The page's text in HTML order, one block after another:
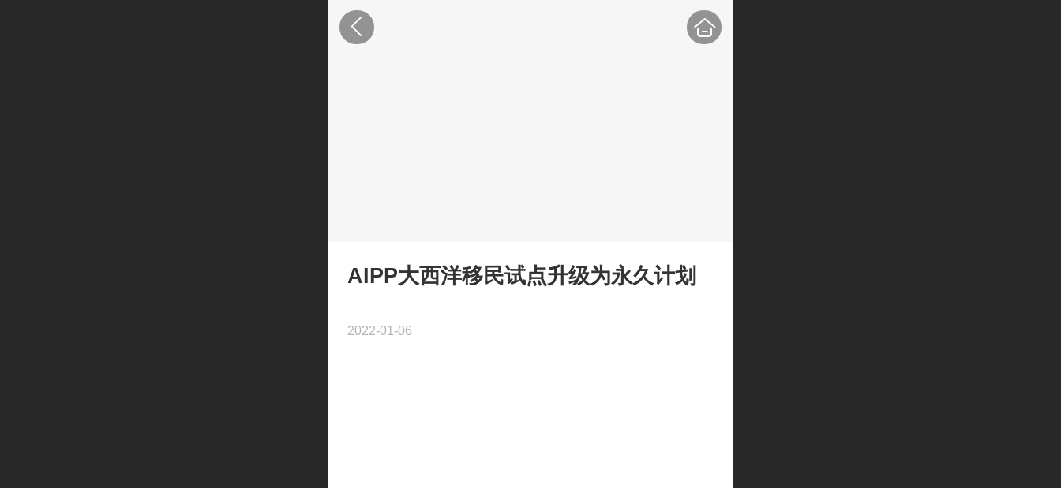
AIPP大西洋移民试点升级为永久计划
2022-01-06